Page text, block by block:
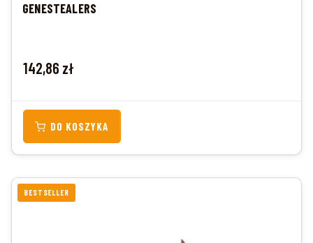
GENESTEALERS
Cena
142,86 zł
DO KOSZYKA
BESTSELLER